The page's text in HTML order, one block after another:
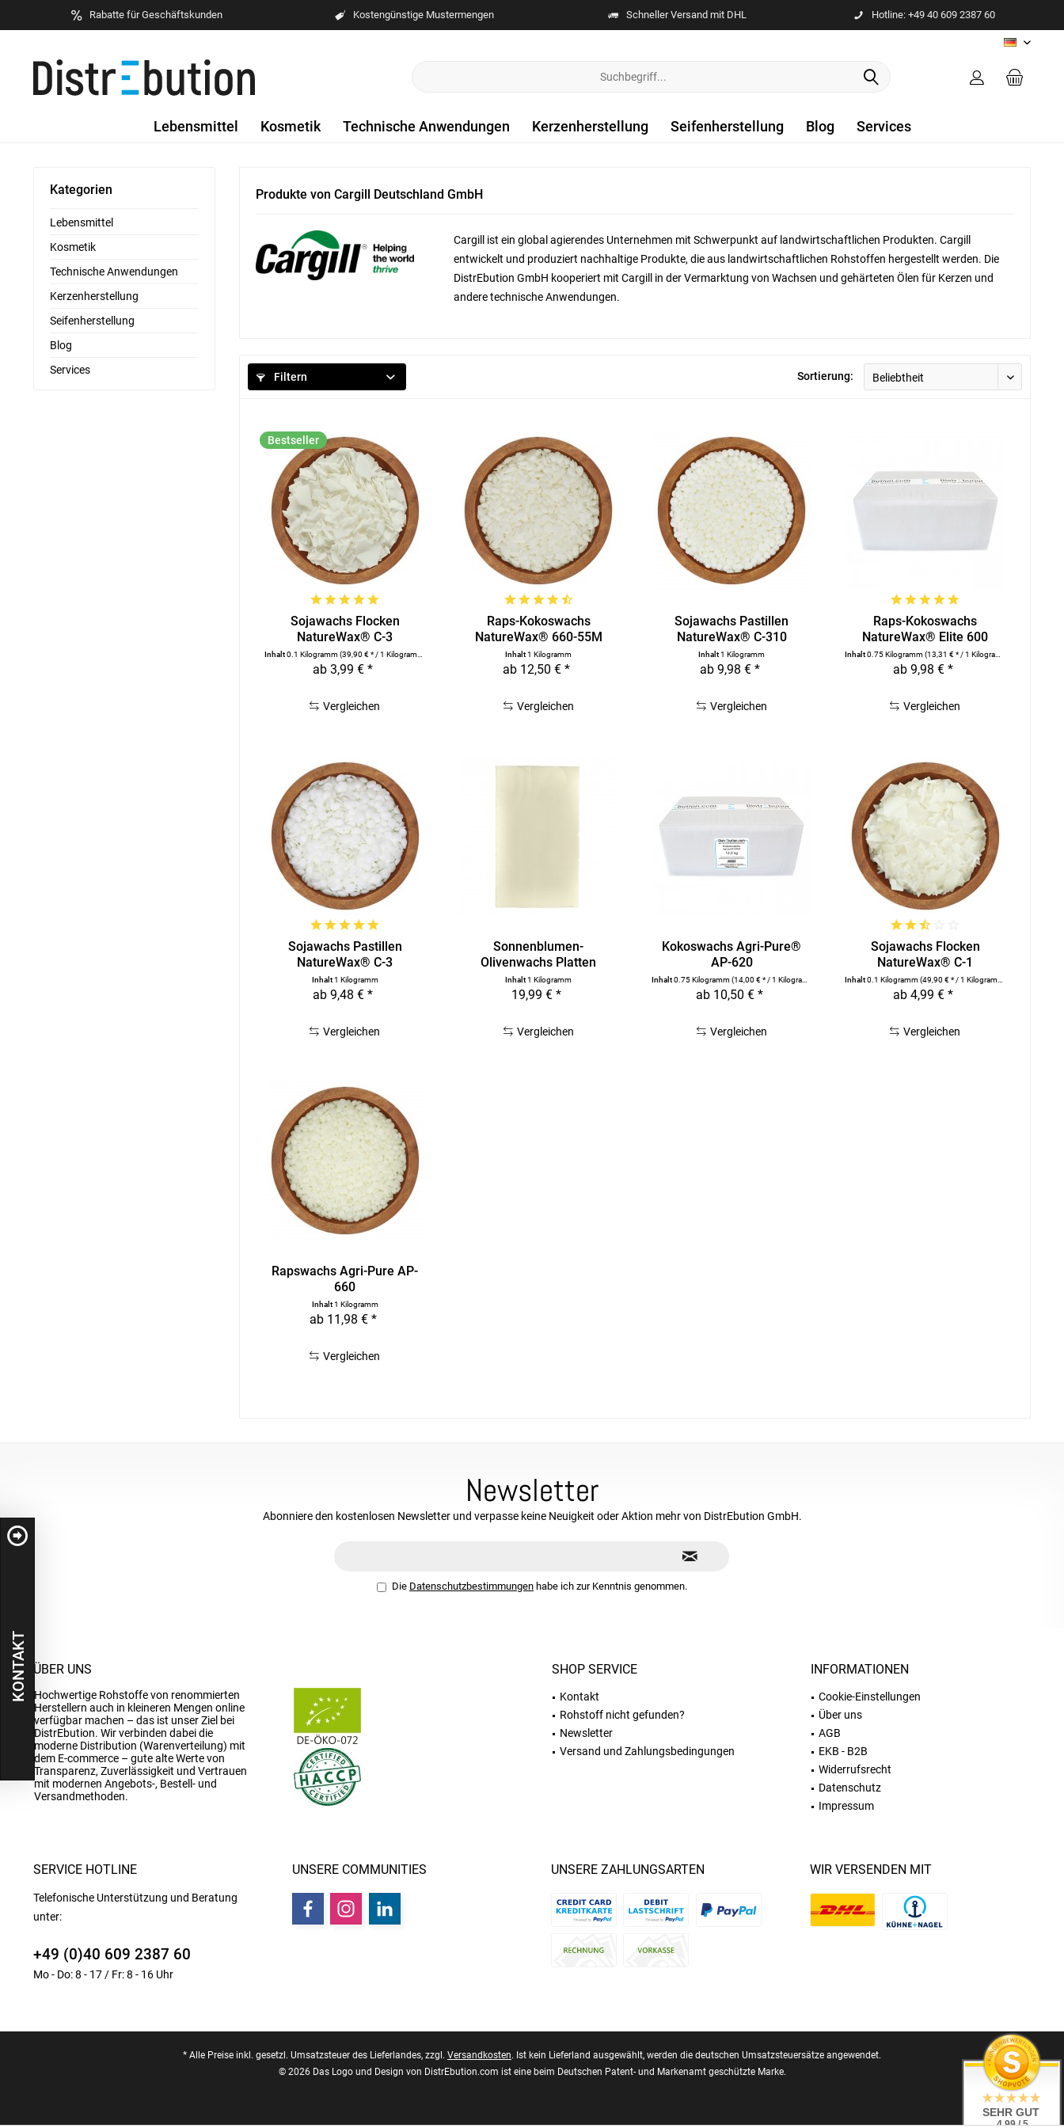
Rabatte für Geschäftskunden Kostengünstige Mustermengen Schneller Versand mit DHL Hotline: +49 40 609 2387 60
DE
Lebensmittel Kosmetik Technische Anwendungen Kerzenherstellung Seifenherstellung Blog Services
Kategorien
Lebensmittel
Kosmetik
Technische Anwendungen
Kerzenherstellung
Seifenherstellung
Blog
Services
Produkte von Cargill Deutschland GmbH
Cargill ist ein global agierendes Unternehmen mit Schwerpunkt auf landwirtschaftlichen Produkten. Cargill
entwickelt und produziert nachhaltige Produkte, die aus landwirtschaftlichen Rohstoffen hergestellt werden. Die
DistrEbution GmbH kooperiert mit Cargill in der Vermarktung von Wachsen und gehärteten Ölen für Kerzen und
andere technische Anwendungen.
Filtern Sortierung:
Bestseller
Sojawachs Flocken
NatureWax® C-3
Inhalt0.1 Kilogramm(39,90 € * / 1 Kilogramm)
ab 3,99 € *
Vergleichen
Raps-Kokoswachs
NatureWax® 660-55M
Inhalt1 Kilogramm
ab 12,50 € *
Vergleichen
Sojawachs Pastillen
NatureWax® C-310
Inhalt1 Kilogramm
ab 9,98 € *
Vergleichen
Raps-Kokoswachs
NatureWax® Elite 600
Inhalt0.75 Kilogramm(13,31 € * / 1 Kilogramm)
ab 9,98 € *
Vergleichen
Sojawachs Pastillen
NatureWax® C-3
Inhalt1 Kilogramm
ab 9,48 € *
Vergleichen
Sonnenblumen-
Olivenwachs Platten
NatureWax® C-3S
Inhalt1 Kilogramm
19,99 € *
Vergleichen
Kokoswachs Agri-Pure®
AP-620
Inhalt0.75 Kilogramm(14,00 € * / 1 Kilogramm)
ab 10,50 € *
Vergleichen
Sojawachs Flocken
NatureWax® C-1
Inhalt0.1 Kilogramm(49,90 € * / 1 Kilogramm)
ab 4,99 € *
Vergleichen
Rapswachs Agri-Pure AP-
660
Inhalt1 Kilogramm
ab 11,98 € *
Vergleichen
Newsletter
Abonniere den kostenlosen Newsletter und verpasse keine Neuigkeit oder Aktion mehr von DistrEbution GmbH.
Die Datenschutzbestimmungen habe ich zur Kenntnis genommen.
ÜBER UNS
Hochwertige Rohstoffe von renommierten
Herstellern auch in kleineren Mengen online
verfügbar machen – das ist unser Ziel bei
DistrEbution. Wir verbinden dabei die
moderne Distribution (Warenverteilung) mit
dem E-commerce – gute alte Werte von
Transparenz, Zuverlässigkeit und Vertrauen
mit modernen Angebots-, Bestell- und
Versandmethoden.
SHOP SERVICE
Kontakt
Rohstoff nicht gefunden?
Newsletter
Versand und Zahlungsbedingungen
INFORMATIONEN
Cookie-Einstellungen
Über uns
AGB
EKB - B2B
Widerrufsrecht
Datenschutz
Impressum
SERVICE HOTLINE
Telefonische Unterstützung und Beratung
unter:
+49 (0)40 609 2387 60
Mo - Do: 8 - 17 / Fr: 8 - 16 Uhr
UNSERE COMMUNITIES UNSERE ZAHLUNGSARTEN WIR VERSENDEN MIT
* Alle Preise inkl. gesetzl. Umsatzsteuer des Lieferlandes, zzgl. Versandkosten. Ist kein Lieferland ausgewählt, werden die deutschen Umsatzsteuersätze angewendet.
© 2026 Das Logo und Design von DistrEbution.com ist eine beim Deutschen Patent- und Markenamt geschützte Marke.
KONTAKT
SEHR GUT
4.99 / 5